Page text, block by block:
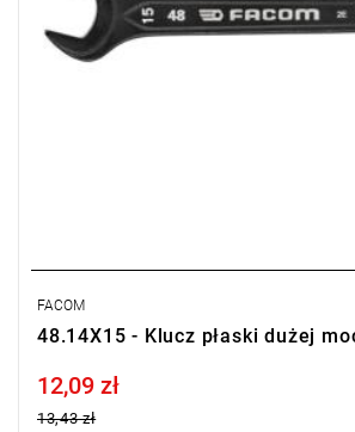
FACOM
48.14X15 - Klucz płaski dużej
Price tax included
12,09 zł
13,43 zł